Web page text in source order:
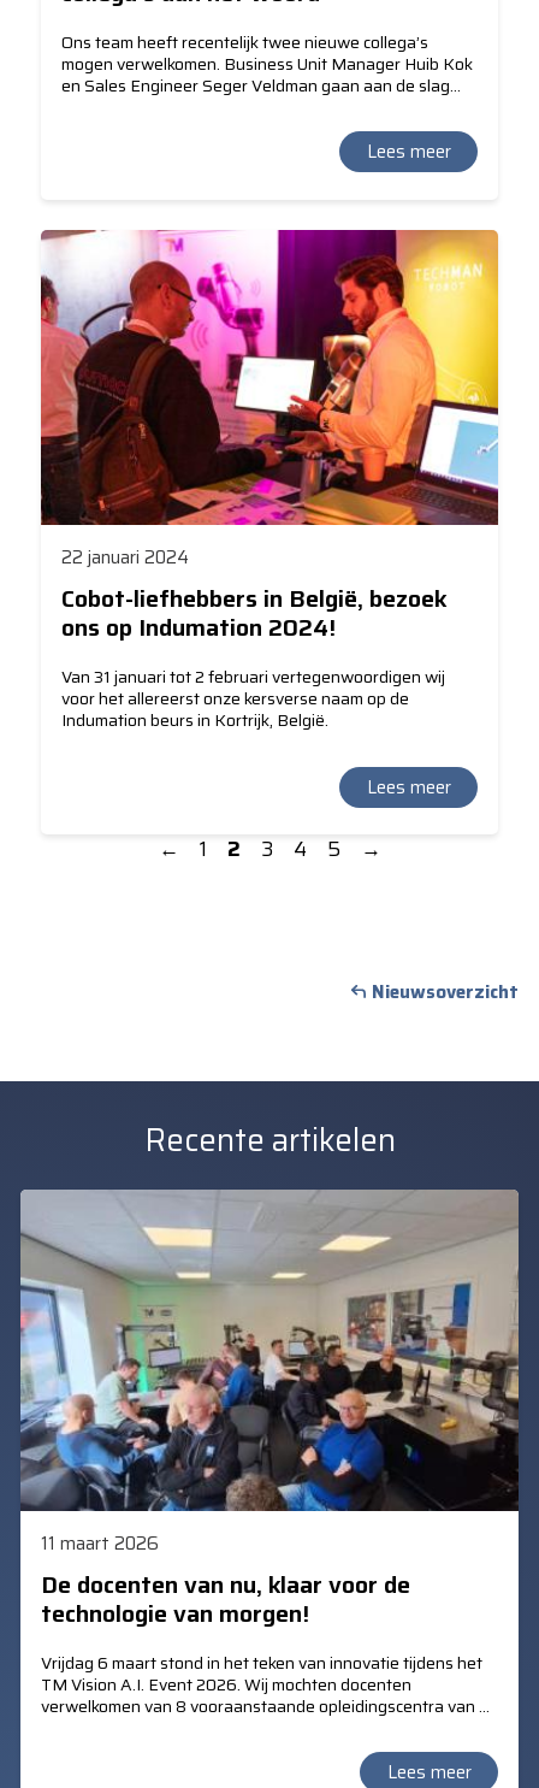
Ons team heeft recentelijk twee nieuwe collega’s
mogen verwelkomen. Business Unit Manager Huib Kok
en Sales Engineer Seger Veldman gaan aan de slag
o.a. systeemintegratoren, machinebouwers en
engineeringbureaus als een distributor ‘plus’. Wat
betekent dit volgens hen? “Wij leveren cobots, maar we
ondersteuning, advies in cobotkeuze en suggesties
voor aanvullende ‘plug and play’ pakketten.”
Lees meer
22 januari 2024
Cobot-liefhebbers in België, bezoek
ons op Indumation 2024!
Van 31 januari tot 2 februari vertegenwoordigen wij
voor het allereerst onze kersverse naam op de
Indumation beurs in Kortrijk, België.
Lees meer
← 1 2 3 4 5 →
Nieuwsoverzicht
Recente artikelen
11 maart 2026
De docenten van nu, klaar voor de
technologie van morgen!
Vrijdag 6 maart stond in het teken van innovatie tijdens het
TM Vision A.I. Event 2026. Wij mochten docenten
verwelkomen van 8 vooraanstaande opleidingscentra van de
Lees meer